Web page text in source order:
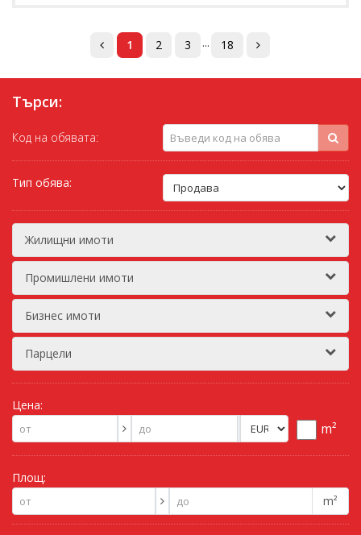
1 2 3 ... 18
Търси:
Код на обявата:
Тип обява:
Жилищни имоти
Промишлени имоти
Бизнес имоти
Парцели
Цена:
m²
Площ:
m²